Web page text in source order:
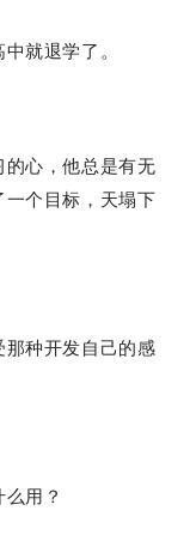
就退学了。
的心，他总是有无
一个目标，天塌下
那种开发自己的感
用？